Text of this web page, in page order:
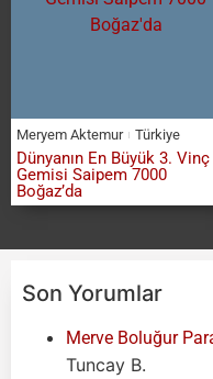
Meryem Aktemur Türkiye
Dünyanın En Büyük 3. Vinç
Gemisi Saipem 7000
Boğaz’da
Son Yorumlar
Merve Boluğur
Tuncay B.